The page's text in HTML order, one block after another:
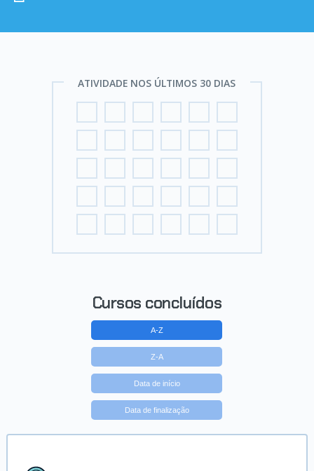
ATIVIDADE NOS ÚLTIMOS 30 DIAS
Cursos concluídos
A-Z
Z-A
Data de início
Data de finalização